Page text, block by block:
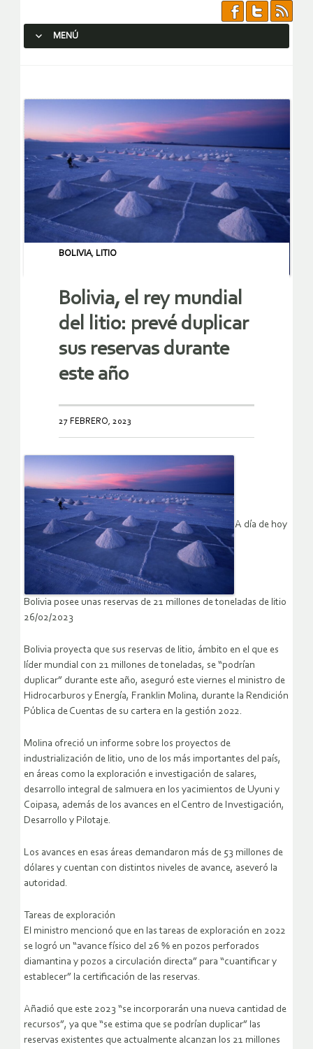
MENÚ
BOLIVIA, LITIO
Bolivia, el rey mundial
del litio: prevé duplicar
sus reservas durante
este año
27 FEBRERO, 2023
A día de hoy
Bolivia posee unas reservas de 21 millones de toneladas de litio
26/02/2023
Bolivia proyecta que sus reservas de litio, ámbito en el que es
líder mundial con 21 millones de toneladas, se “podrían
duplicar” durante este año, aseguró este viernes el ministro de
Hidrocarburos y Energía, Franklin Molina, durante la Rendición
Pública de Cuentas de su cartera en la gestión 2022.
Molina ofreció un informe sobre los proyectos de
industrialización de litio, uno de los más importantes del país,
en áreas como la exploración e investigación de salares,
desarrollo integral de salmuera en los yacimientos de Uyuni y
Coipasa, además de los avances en el Centro de Investigación,
Desarrollo y Pilotaje.
Los avances en esas áreas demandaron más de 53 millones de
dólares y cuentan con distintos niveles de avance, aseveró la
autoridad.
Tareas de exploración
El ministro mencionó que en las tareas de exploración en 2022
se logró un “avance físico del 26 % en pozos perforados
diamantina y pozos a circulación directa” para “cuantificar y
establecer” la certificación de las reservas.
Añadió que este 2023 “se incorporarán una nueva cantidad de
recursos”, ya que “se estima que se podrían duplicar” las
reservas existentes que actualmente alcanzan los 21 millones